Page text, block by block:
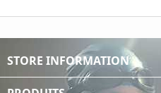
STORE INFORMATION